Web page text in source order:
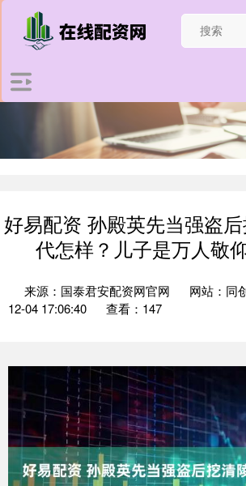
好易配资 孙殿英先当强盗
代怎样？儿子是万人敬
来源：国泰君安配资网官网 网站：同
12-04 17:06:40
查看：147